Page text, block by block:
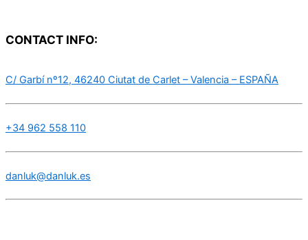
CONTACT INFO:
C/ Garbí nº12, 46240 Ciutat de Carlet – Valencia – ESPAÑA
+34 962 558 110
danluk@danluk.es